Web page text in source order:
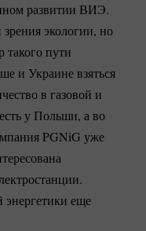
развитии ВИЭ.
экологии, но
такого пути
и Украине взяться
в газовой и
у Польши, а во
PGNiG уже
энергетики еще